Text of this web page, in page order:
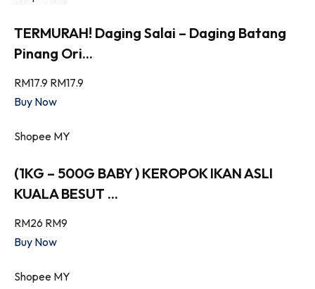
TERMURAH! Daging Salai – Daging Batang
Pinang Ori...
RM17.9 RM17.9
Buy Now
Shopee MY
(1KG – 500G BABY ) KEROPOK IKAN ASLI
KUALA BESUT ...
RM26 RM9
Buy Now
Shopee MY